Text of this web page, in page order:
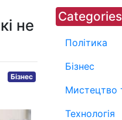
не
Бізнес
Categories
Політика
Бізнес
Мистецтво
Технологія